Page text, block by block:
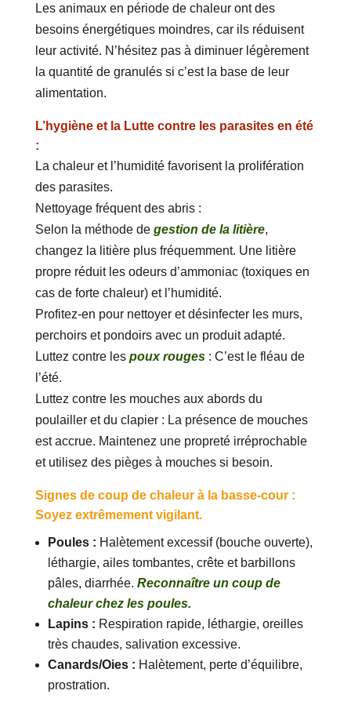
Les animaux en période de chaleur ont des
besoins énergétiques moindres, car ils réduisent
leur activité. N’hésitez pas à diminuer légèrement
la quantité de granulés si c’est la base de leur
alimentation.
L’hygiène et la Lutte contre les parasites en été
:
La chaleur et l’humidité favorisent la prolifération
des parasites.
Nettoyage fréquent des abris :
Selon la méthode de gestion de la litière,
changez la litière plus fréquemment. Une litière
propre réduit les odeurs d’ammoniac (toxiques en
cas de forte chaleur) et l’humidité.
Profitez-en pour nettoyer et désinfecter les murs,
perchoirs et pondoirs avec un produit adapté.
Luttez contre les poux rouges: C’est le fléau de
l’été.
Luttez contre les mouches aux abords du
poulailler et du clapier : La présence de mouches
est accrue. Maintenez une propreté irréprochable
et utilisez des pièges à mouches si besoin.
Signes de coup de chaleur à la basse-cour :
Soyez extrêmement vigilant.
Poules : Halètement excessif (bouche ouverte),
léthargie, ailes tombantes, crête et barbillons
pâles, diarrhée. Reconnaître un coup de
chaleur chez les poules.
Lapins : Respiration rapide, léthargie, oreilles
très chaudes, salivation excessive.
Canards/Oies : Halètement, perte d’équilibre,
prostration.